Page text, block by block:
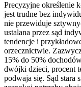
Precyzyjne określenie
jest trudne bez
nie przewiduje
ustalana przez sąd
tendencje i
orzecznictwie.
15% do 50%
dwójki dzieci, procent
podwaja się. Sąd stara